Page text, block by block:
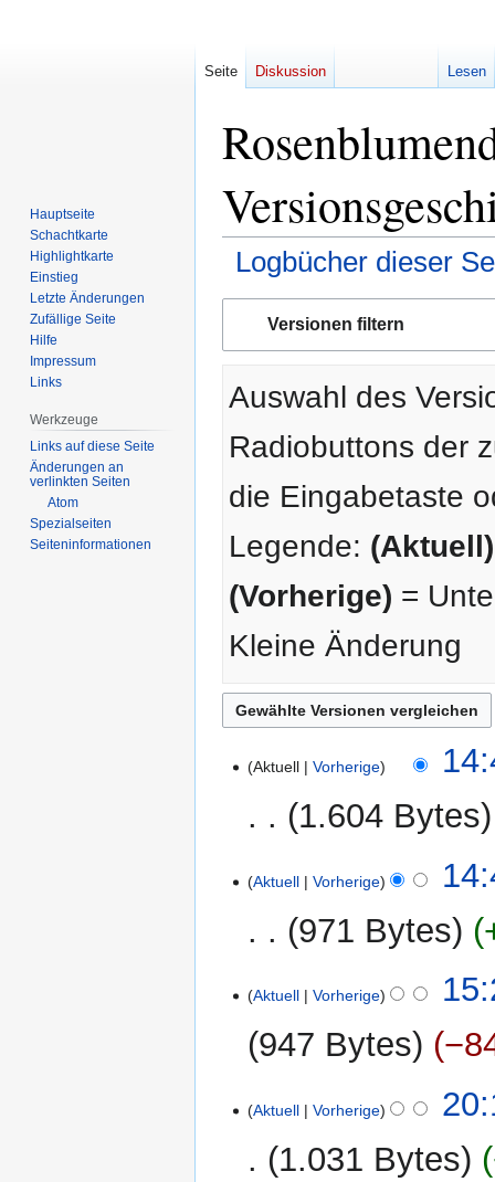
Logbücher dieser
NavigationVersionen filtern
Auswahl des
Radiobuttons der
die Eingabetaste
Legende: (Aktuell)
(Vorherige) =
Kleine Änderung
JuniAktuell Vorherige
1.604 Bytes
Dezember
Aktuell Vorherige
971 Bytes
April
2013
Aktuell Vorherige
947 Bytes
JuniAktuell Vorherige
1.031 Bytes
Seite Diskussion Lesen
Hauptseite
Schachtkarte
Highlightkarte
Einstieg
Letzte Änderungen
Zufällige Seite
Hilfe
Impressum
Links
Werkzeuge
Links auf diese Seite
Änderungen an
verlinkten Seiten
Atom
Spezialseiten
Seiten­­informationen